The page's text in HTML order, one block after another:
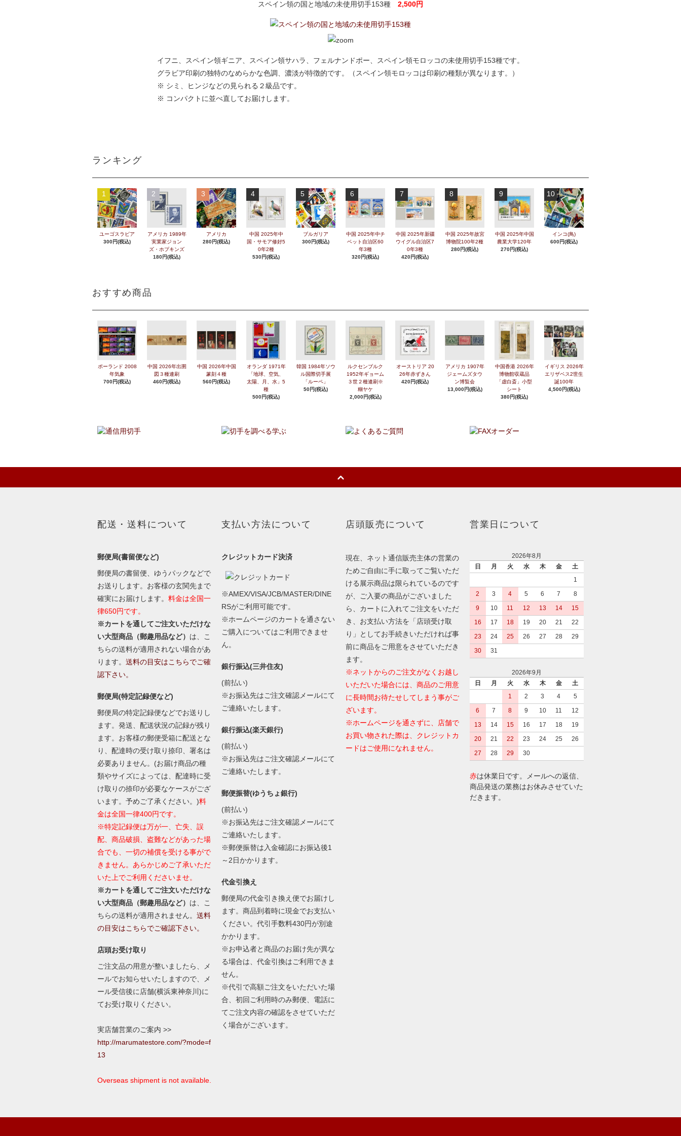
スペイン領の国と地域の未使用切手153種 2,500円
イフニ、スペイン領ギニア、スペイン領サハラ、フェルナンドポー、スペイン領モロッコの未使用切手153種です。
グラビア印刷の独特のなめらかな色調、濃淡が特徴的です。（スペイン領モロッコは印刷の種類が異なります。）
※ シミ、ヒンジなどの見られる２級品です。
※ コンパクトに並べ直してお届けします。
ランキング
1
ユーゴスラビア
300円(税込)
2
アメリカ 1989年
実業家ジョン
ズ・ホプキンズ
180円(税込)
3
アメリカ
280円(税込)
4
中国 2025年中
国・サモア修好5
0年2種
530円(税込)
5
ブルガリア
300円(税込)
6
中国 2025年中チ
ベット自治区60
年3種
320円(税込)
7
中国 2025年新疆
ウイグル自治区7
0年3種
420円(税込)
8
中国 2025年故宮
博物院100年2種
280円(税込)
9
中国 2025年中国
農業大学120年
270円(税込)
10
インコ(鳥)
600円(税込)
おすすめ商品
ポーランド 2008
年気象
700円(税込)
中国 2026年出圉
図３種連刷
460円(税込)
中国 2026年中国
篆刻４種
560円(税込)
オランダ 1971年
「地球、空気、
太陽、月、水」5
種
500円(税込)
韓国 1984年ソウ
ル国際切手展
「ルーペ」
50円(税込)
ルクセンブルク
1952年ギョーム
３世２種連刷※
糊ヤケ
2,000円(税込)
オーストリア 20
26年赤ずきん
420円(税込)
アメリカ 1907年
ジェームズタウ
ン博覧会
13,000円(税込)
中国香港 2026年
博物館収蔵品
「虚白斎」小型
シート
380円(税込)
イギリス 2026年
エリザベス2世生
誕100年
4,500円(税込)
配送・送料について
郵便局(書留便など)
郵便局の書留便、ゆうパックなどで
お送りします。お客様の玄関先まで
確実にお届けします。 料金は全国一
律650円です。
※カートを通してご注文いただけな
い大型商品（郵趣用品など） は、こ
ちらの送料が適用されない場合があ
ります。 送料の目安はこちらでご確
認下さい。
郵便局(特定記録便など)
郵便局の特定記録便などでお送りし
ます。発送、配送状況の記録が残り
ます。お客様の郵便受箱に配送とな
り、配達時の受け取り捺印、署名は
必要ありません。(お届け商品の種
類やサイズによっては、配達時に受
け取りの捺印が必要なケースがござ
います。予めご了承ください。)料
金は全国一律400円です。
※特定記録便は万が一、亡失、誤
配、商品破損、盗難などがあった場
合でも、一切の補償を受ける事がで
きません。あらかじめご了承いただ
いた上でご利用くださいませ。
※カートを通してご注文いただけな
い大型商品（郵趣用品など） は、こ
ちらの送料が適用されません。 送料
の目安はこちらでご確認下さい。
店頭お受け取り
ご注文品の用意が整いましたら、メ
ールでお知らせいたしますので、メ
ール受信後に店舗(横浜東神奈川)に
てお受け取りください。
実店舗営業のご案内 >>
http://marumatestore.com/?mode=f
13
Overseas shipment is not available.
支払い方法について
クレジットカード決済
※AMEX/VISA/JCB/MASTER/DINE
RSがご利用可能です。
※ホームページのカートを通さない
ご購入についてはご利用できませ
ん。
銀行振込(三井住友)
(前払い)
※お振込先はご注文確認メールにて
ご連絡いたします。
銀行振込(楽天銀行)
(前払い)
※お振込先はご注文確認メールにて
ご連絡いたします。
郵便振替(ゆうちょ銀行)
(前払い)
※お振込先はご注文確認メールにて
ご連絡いたします。
※郵便振替は入金確認にお振込後1
～2日かかります。
代金引換え
郵便局の代金引き換え便でお届けし
ます。商品到着時に現金でお支払い
ください。代引手数料430円が別途
かかります。
※お申込者と商品のお届け先が異な
る場合は、代金引換はご利用できま
せん。
※代引で高額ご注文をいただいた場
合、初回ご利用時のみ郵便、電話に
てご注文内容の確認をさせていただ
く場合がございます。
店頭販売について
現在、ネット通信販売主体の営業の
ためご自由に手に取ってご覧いただ
ける展示商品は限られているのです
が、ご入要の商品がございました
ら、カートに入れてご注文をいただ
き、お支払い方法を「店頭受け取
り」としてお手続きいただければ事
前に商品をご用意をさせていただき
ます。
※ネットからのご注文がなくお越し
いただいた場合には、商品のご用意
に長時間お待たせしてしまう事がご
ざいます。
※ホームページを通さずに、店舗で
お買い物された際は、クレジットカ
ードはご使用になれません。
営業日について
2026年8月
日
月 火 水 木 金
土
1
2
3 4 5 6 7
8
9
10 11 12 13 14
15
16
17 18 19 20 21
22
23
24 25 26 27 28
29
30
31
2026年9月
日
月 火 水 木 金
土
1
2 3 4
5
6
7 8 9 10 11
12
13
14 15 16 17 18
19
20
21 22 23 24 25
26
27
28 29 30
赤は休業日です。メールへの返信、
商品発送の業務はお休みさせていた
だきます。